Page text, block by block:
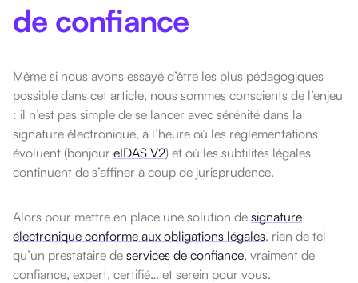
de confiance
Même si nous avons essayé d’être les plus pédagogiques
possible dans cet article, nous sommes conscients de l’enjeu
: il n’est pas simple de se lancer avec sérénité dans la
signature électronique, à l’heure où les règlementations
évoluent (bonjour eIDAS V2) et où les subtilités légales
continuent de s’affiner à coup de jurisprudence.
Alors pour mettre en place une solution de signature
électronique conforme aux obligations légales, rien de tel
qu’un prestataire de services de confiance, vraiment de
confiance, expert, certifié… et serein pour vous.